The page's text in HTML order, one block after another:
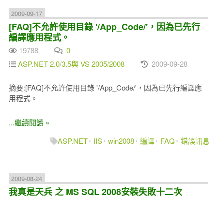
2009-09-17
[FAQ]不允許使用目錄 '/App_Code/'，因為已先行
編譯應用程式。
19788
0
ASP.NET 2.0/3.5與 VS 2005/2008
2009-09-28
摘要:[FAQ]不允許使用目錄 '/App_Code/'，因為已先行編譯應
用程式。
...繼續閱讀 »
ASP.NET
IIS win2008 編譯 FAQ 錯誤訊息
2009-08-24
我真是天兵 之 MS SQL 2008安裝失敗十二次